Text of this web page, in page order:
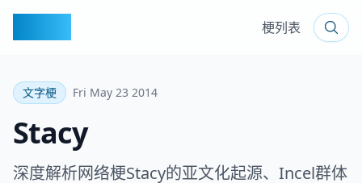
梗列表
文字梗 Fri May 23 2014
Stacy
深度解析网络梗Stacy的亚文化起源、Incel群体